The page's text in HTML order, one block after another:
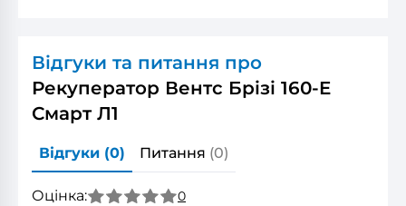
Відгуки та питання про
Рекуператор Вентс Брізі 160-E
Смарт Л1
Відгуки (0) Питання (0)
Оцінка: 0